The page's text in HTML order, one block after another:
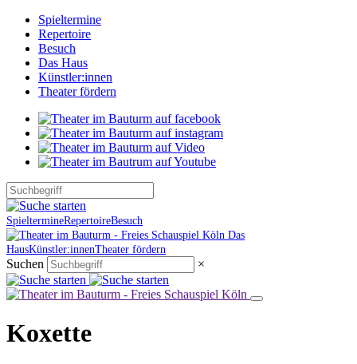
Spieltermine
Repertoire
Besuch
Das Haus
Künstler:innen
Theater fördern
SpieltermineRepertoireBesuch
Das
HausKünstler:innenTheater fördern
Suchen ×
Koxette